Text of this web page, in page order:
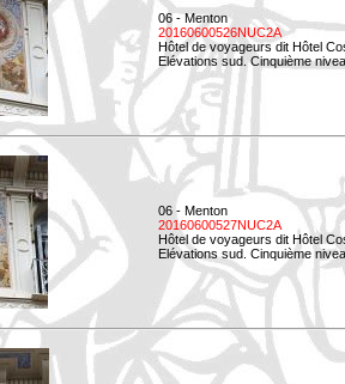
06 - Menton
20160600526NUC2A
Hôtel de voyageurs dit Hôtel
Elévations sud. Cinquième
06 - Menton
20160600527NUC2A
Hôtel de voyageurs dit Hôtel
Elévations sud. Cinquième